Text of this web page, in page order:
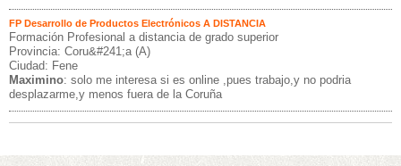
FP Desarrollo de Productos Electrónicos A DISTANCIA
Formación Profesional a distancia de grado superior
Provincia: Coru&#241;a (A)
Ciudad: Fene
Maximino: solo me interesa si es online ,pues trabajo,y no podria
desplazarme,y menos fuera de la Coruña